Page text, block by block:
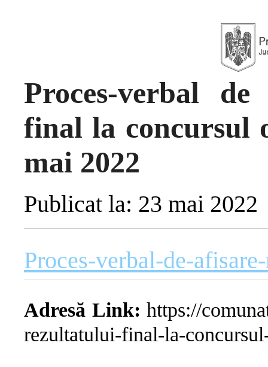
Proces-verbal
final la concursul
mai 2022
Publicat la: 23 mai 2022
Proces-verbal-de-
Adresă Link: https://
rezultatului-final-la-